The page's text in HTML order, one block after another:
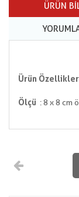
ÜRÜN
Ürün
Ölçü : 8 x 8 cm